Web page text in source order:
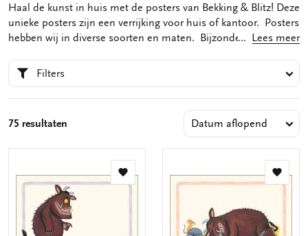
Haal de kunst in huis met de posters van Bekking & Blitz! Deze
unieke posters zijn een verrijking voor huis of kantoor. Posters
hebben wij in diverse soorten en maten. Bijzondere foto’s van
oertijd, je hebt keuze uit een divers aanbod. Decoratieve
posters zijn een verrijking voor elke omgeving en maken je
interieur compleet. Ook is een poster natuurlijk leuk om
Lees meer
Filters
75 resultaten
Toevoegen
aan